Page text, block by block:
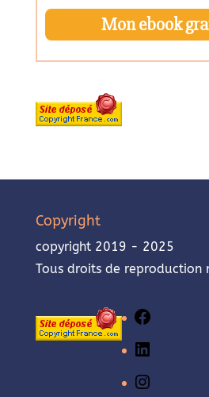
Copyright
copyright 2019 - 2025
Tous droits de reproduction